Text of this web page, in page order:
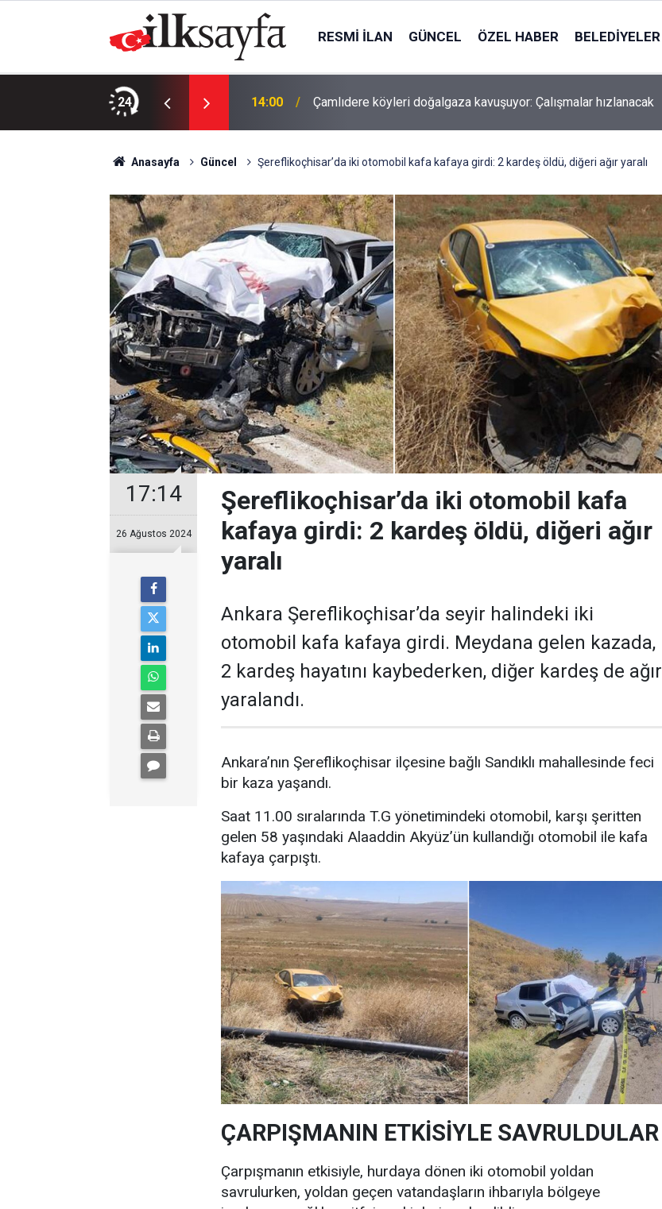
RESMI İLAN GÜNCEL ÖZEL HABER BELEDIYELER
24
4 TIR yola çıktı 14:00 Çamlıdere köyleri doğalgaza kavuşuyor: Çalışmalar hızlanacak
Anasayfa Güncel Şereflikoçhisar’da iki otomobil kafa kafaya girdi: 2 kardeş öldü, diğeri ağır yaralı
17:14
26 Ağustos 2024
Şereflikoçhisar’da iki otomobil kafa
kafaya girdi: 2 kardeş öldü, diğeri ağır
yaralı
Ankara Şereflikoçhisar’da seyir halindeki iki
otomobil kafa kafaya girdi. Meydana gelen kazada,
2 kardeş hayatını kaybederken, diğer kardeş de ağır
yaralandı.
Ankara’nın Şereflikoçhisar ilçesine bağlı Sandıklı mahallesinde feci
bir kaza yaşandı.
Saat 11.00 sıralarında T.G yönetimindeki otomobil, karşı şeritten
gelen 58 yaşındaki Alaaddin Akyüz’ün kullandığı otomobil ile kafa
kafaya çarpıştı.
ÇARPIŞMANIN ETKİSİYLE SAVRULDULAR
Çarpışmanın etkisiyle, hurdaya dönen iki otomobil yoldan
savrulurken, yoldan geçen vatandaşların ihbarıyla bölgeye